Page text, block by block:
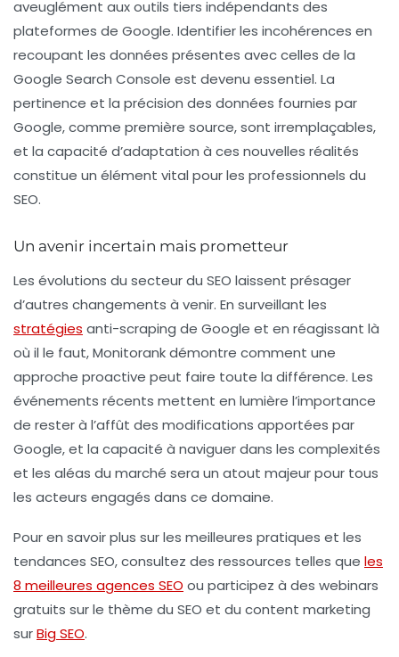
aveuglément aux outils tiers indépendants des
plateformes de Google. Identifier les incohérences en
recoupant les données présentes avec celles de la
Google Search Console est devenu essentiel. La
pertinence et la précision des données fournies par
Google, comme première source, sont irremplaçables,
et la capacité d’adaptation à ces nouvelles réalités
constitue un élément vital pour les professionnels du
SEO.
Un avenir incertain mais prometteur
Les évolutions du secteur du SEO laissent présager
d’autres changements à venir. En surveillant les
stratégies anti-scraping de Google et en réagissant là
où il le faut, Monitorank démontre comment une
approche proactive peut faire toute la différence. Les
événements récents mettent en lumière l’importance
de rester à l’affût des modifications apportées par
Google, et la capacité à naviguer dans les complexités
et les aléas du marché sera un atout majeur pour tous
les acteurs engagés dans ce domaine.
Pour en savoir plus sur les meilleures pratiques et les
tendances SEO, consultez des ressources telles que les
8 meilleures agences SEO ou participez à des webinars
gratuits sur le thème du SEO et du content marketing
surBig SEO.